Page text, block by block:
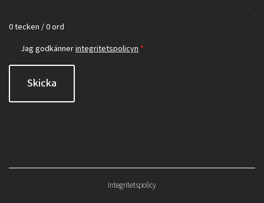
0 tecken / 0 ord
Jag godkännerintegritetspolicyn *
Skicka
Integritetspolicy